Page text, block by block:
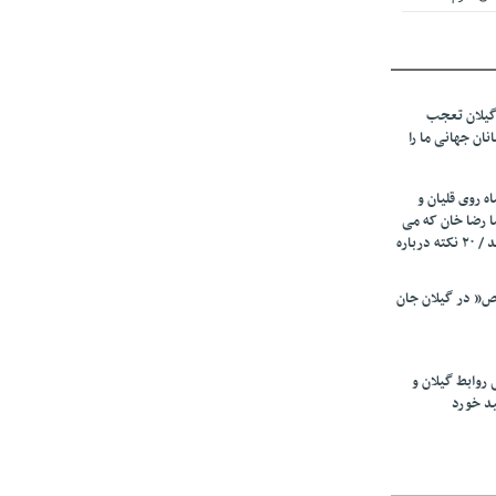
حمایتی
مشخص شد
از مراجع رسمی
ایران و
کشاورزان
تعجب
جهانی ما را
روی قلیان و
رضا خان که می
رفت همه شاد بودند / ۲۰ نکته درباره
در گیلان جان
روابط گیلان و
خورد